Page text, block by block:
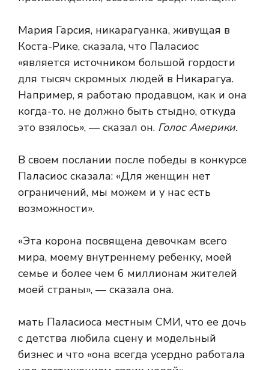
Мария Гарсия, никарагуанка, живущая в
Коста-Рике, сказала, что Паласиос
«является источником большой гордости
для тысяч скромных людей в Никарагуа.
Например, я работаю продавцом, как и она
когда-то. не должно быть стыдно, откуда
это взялось», — сказал он. Голос Америки.
В своем послании после победы в конкурсе
Паласиос сказала: «Для женщин нет
ограничений, мы можем и у нас есть
возможности».
«Эта корона посвящена девочкам всего
мира, моему внутреннему ребенку, моей
семье и более чем 6 миллионам жителей
моей страны», — сказала она.
мать Паласиоса местным СМИ, что ее дочь
с детства любила сцену и модельный
бизнес и что «она всегда усердно работала